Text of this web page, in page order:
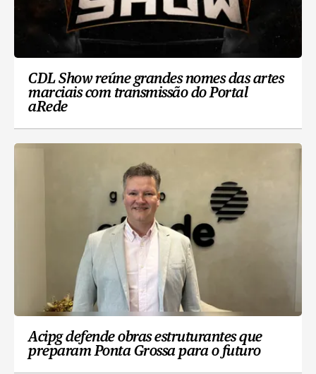
CDL Show reúne grandes nomes das artes
marciais com transmissão do Portal
aRede
Acipg defende obras estruturantes que
preparam Ponta Grossa para o futuro